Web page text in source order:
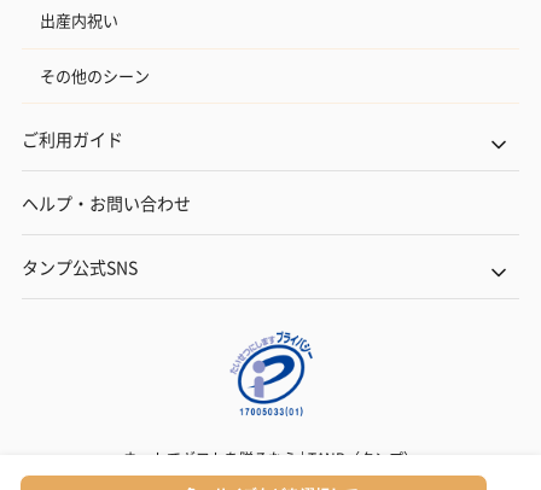
出産内祝い
その他のシーン
ご利用ガイド
ヘルプ・お問い合わせ
タンプ公式SNS
ネットでギフトを贈るなら | TANP（タンプ）